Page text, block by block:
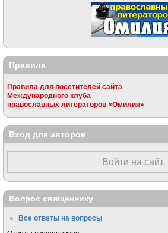
Правила
Правила для посетителей сайта
Международного клуба
православных литераторов «Омилия»
Вход для авторов
Войти на сайт
Вопрос священнику
Все ответы на вопросы